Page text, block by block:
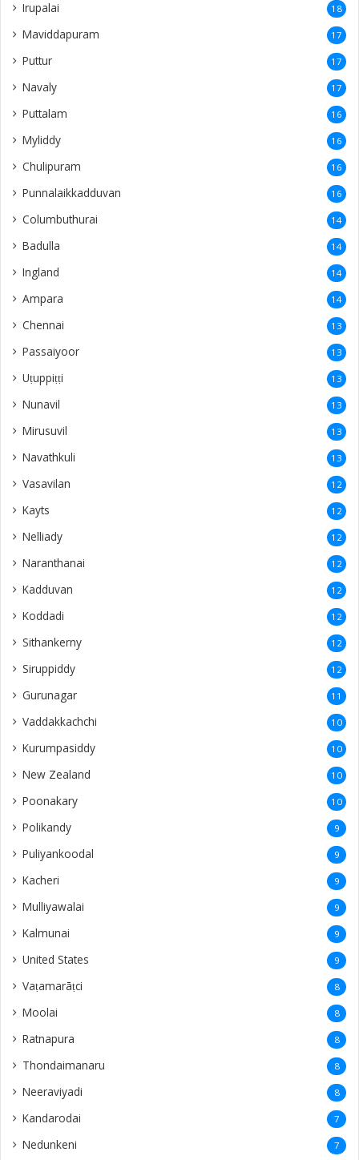
Irupalai 18
Maviddapuram 17
Puttur 17
Navaly 17
Puttalam 16
Myliddy 16
Chulipuram 16
Punnalaikkadduvan 16
Columbuthurai 14
Badulla 14
Ingland 14
Ampara 14
Chennai 13
Passaiyoor 13
Uṭuppiṭṭi 13
Nunavil 13
Mirusuvil 13
Navathkuli 13
Vasavilan 12
Kayts 12
Nelliady 12
Naranthanai 12
Kadduvan 12
Koddadi 12
Sithankerny 12
Siruppiddy 12
Gurunagar 11
Vaddakkachchi 10
Kurumpasiddy 10
New Zealand 10
Poonakary 10
Polikandy 9
Puliyankoodal 9
Kacheri 9
Mulliyawalai 9
Kalmunai 9
United States 9
Vaṭamarāṭci 8
Moolai 8
Ratnapura 8
Thondaimanaru 8
Neeraviyadi 8
Kandarodai 7
Nedunkeni 7